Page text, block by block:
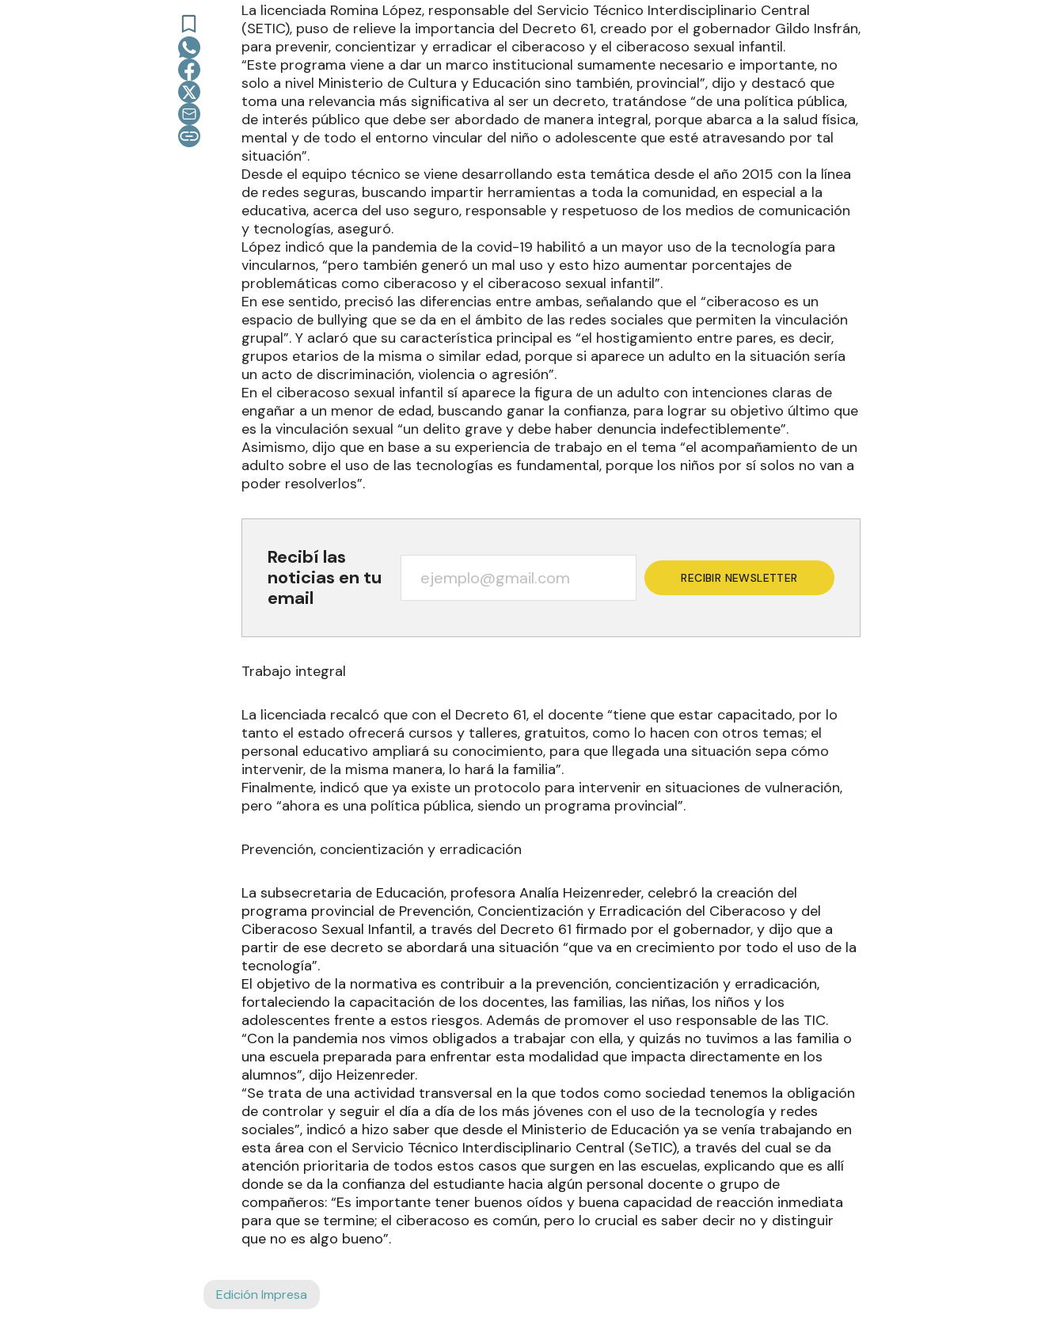
La licenciada Romina López, responsable del Servicio Técnico Interdisciplinario Central
(SETIC), puso de relieve la importancia del Decreto 61, creado por el gobernador Gildo Insfrán,
para prevenir, concientizar y erradicar el ciberacoso y el ciberacoso sexual infantil.
“Este programa viene a dar un marco institucional sumamente necesario e importante, no
solo a nivel Ministerio de Cultura y Educación sino también, provincial”, dijo y destacó que
toma una relevancia más significativa al ser un decreto, tratándose “de una política pública,
de interés público que debe ser abordado de manera integral, porque abarca a la salud física,
mental y de todo el entorno vincular del niño o adolescente que esté atravesando por tal
situación”.
Desde el equipo técnico se viene desarrollando esta temática desde el año 2015 con la línea
de redes seguras, buscando impartir herramientas a toda la comunidad, en especial a la
educativa, acerca del uso seguro, responsable y respetuoso de los medios de comunicación
y tecnologías, aseguró.
López indicó que la pandemia de la covid-19 habilitó a un mayor uso de la tecnología para
vincularnos, “pero también generó un mal uso y esto hizo aumentar porcentajes de
problemáticas como ciberacoso y el ciberacoso sexual infantil”.
En ese sentido, precisó las diferencias entre ambas, señalando que el “ciberacoso es un
espacio de bullying que se da en el ámbito de las redes sociales que permiten la vinculación
grupal”. Y aclaró que su característica principal es “el hostigamiento entre pares, es decir,
grupos etarios de la misma o similar edad, porque si aparece un adulto en la situación sería
un acto de discriminación, violencia o agresión”.
En el ciberacoso sexual infantil sí aparece la figura de un adulto con intenciones claras de
engañar a un menor de edad, buscando ganar la confianza, para lograr su objetivo último que
es la vinculación sexual “un delito grave y debe haber denuncia indefectiblemente”.
Asimismo, dijo que en base a su experiencia de trabajo en el tema “el acompañamiento de un
adulto sobre el uso de las tecnologías es fundamental, porque los niños por sí solos no van a
poder resolverlos”.
Recibí las
noticias en tu
email
RECIBIR NEWSLETTER
Trabajo integral
La licenciada recalcó que con el Decreto 61, el docente “tiene que estar capacitado, por lo
tanto el estado ofrecerá cursos y talleres, gratuitos, como lo hacen con otros temas; el
personal educativo ampliará su conocimiento, para que llegada una situación sepa cómo
intervenir, de la misma manera, lo hará la familia”.
Finalmente, indicó que ya existe un protocolo para intervenir en situaciones de vulneración,
pero “ahora es una política pública, siendo un programa provincial”.
Prevención, concientización y erradicación
La subsecretaria de Educación, profesora Analía Heizenreder, celebró la creación del
programa provincial de Prevención, Concientización y Erradicación del Ciberacoso y del
Ciberacoso Sexual Infantil, a través del Decreto 61 firmado por el gobernador, y dijo que a
partir de ese decreto se abordará una situación “que va en crecimiento por todo el uso de la
tecnología”.
El objetivo de la normativa es contribuir a la prevención, concientización y erradicación,
fortaleciendo la capacitación de los docentes, las familias, las niñas, los niños y los
adolescentes frente a estos riesgos. Además de promover el uso responsable de las TIC.
“Con la pandemia nos vimos obligados a trabajar con ella, y quizás no tuvimos a las familia o
una escuela preparada para enfrentar esta modalidad que impacta directamente en los
alumnos”, dijo Heizenreder.
“Se trata de una actividad transversal en la que todos como sociedad tenemos la obligación
de controlar y seguir el día a día de los más jóvenes con el uso de la tecnología y redes
sociales”, indicó a hizo saber que desde el Ministerio de Educación ya se venía trabajando en
esta área con el Servicio Técnico Interdisciplinario Central (SeTIC), a través del cual se da
atención prioritaria de todos estos casos que surgen en las escuelas, explicando que es allí
donde se da la confianza del estudiante hacia algún personal docente o grupo de
compañeros: “Es importante tener buenos oídos y buena capacidad de reacción inmediata
para que se termine; el ciberacoso es común, pero lo crucial es saber decir no y distinguir
que no es algo bueno”.
Edición Impresa